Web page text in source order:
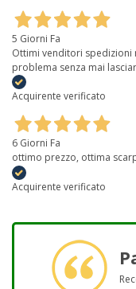
5 Giorni Fa
Ottimi venditori
problema senza mai
Acquirente verificato
6 Giorni Fa
ottimo prezzo, ottima
Acquirente verificato